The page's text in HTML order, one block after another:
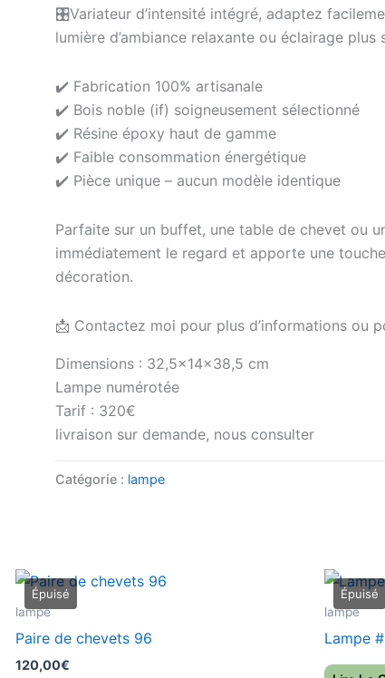
🎛️Variateur d’intensité intégré, adaptez
lumière d’ambiance relaxante ou éclairage plus
✔️ Fabrication 100% artisanale
✔️ Bois noble (if) soigneusement sélectionné
✔️ Résine époxy haut de gamme
✔️ Faible consommation énergétique
✔️ Pièce unique – aucun modèle identique
Parfaite sur un buffet, une table de chevet ou
immédiatement le regard et apporte une
décoration.
📩 Contactez moi pour plus d’informations ou
Dimensions : 32,5x14x38,5 cm
Lampe numérotée
Tarif : 320€
livraison sur demande, nous consulter
Catégorie : lampe
lampe
Paire de chevets 96
120,00€
lampe
Lampe